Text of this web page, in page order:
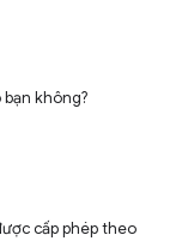
không?
cấp phép theo